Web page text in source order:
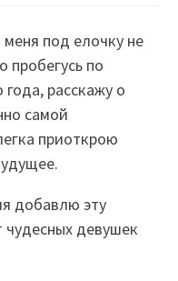
меня под елочку не
пробегусь по
расскажу о
самой
приоткрою
добавлю эту
девушек